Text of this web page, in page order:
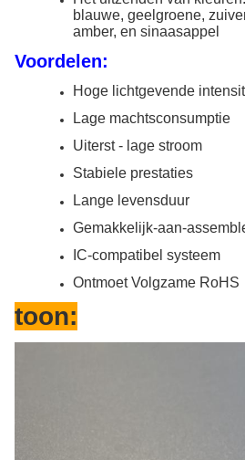
blauwe, geelgroene,
amber, en sinaasappel
Voordelen:
Hoge lichtgevende
Lage machtsconsumptie
Uiterst - lage stroom
Stabiele prestaties
Lange levensduur
Gemakkelijk-aan-
IC-compatibel systeem
Ontmoet Volgzame RoHS
toon: